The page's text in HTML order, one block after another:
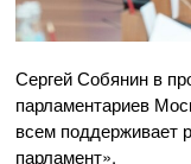
Сергей Собянин в
парламентариев
всем поддерживает
парламент».